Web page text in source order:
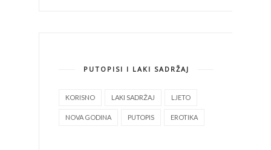
PUTOPISI I LAKI SADRŽAJ
KORISNO LAKI SADRŽAJ LJETO
NOVA GODINA PUTOPIS EROTIKA